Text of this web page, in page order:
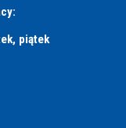
piątek